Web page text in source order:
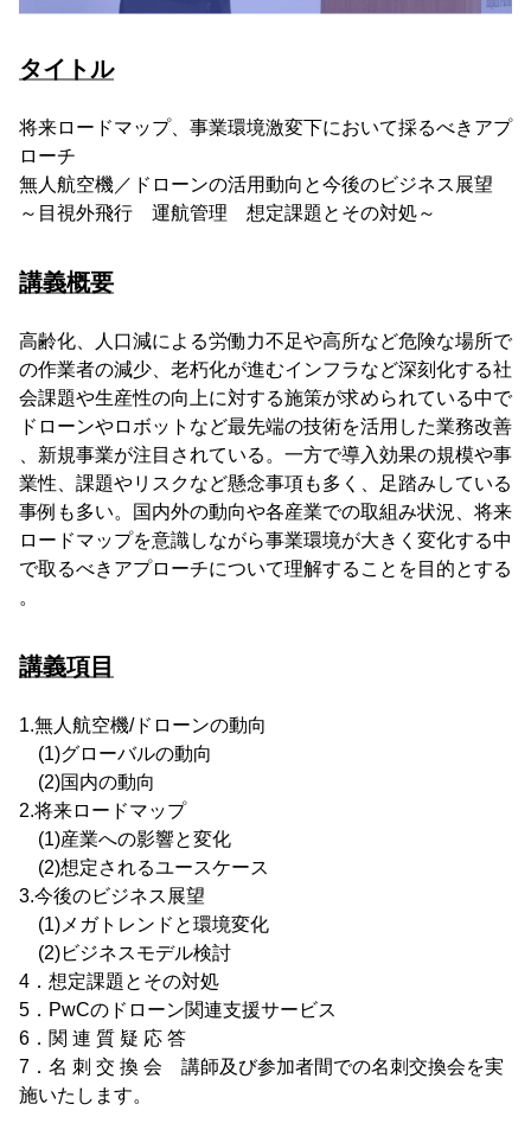
タイトル
将来ロードマップ、事業環境激変下において採るべきアプ
ローチ
無人航空機／ドローンの活用動向と今後のビジネス展望
～目視外飛行 運航管理 想定課題とその対処～
講義概要
高齢化、人口減による労働力不足や高所など危険な場所で
の作業者の減少、老朽化が進むインフラなど深刻化する社
会課題や生産性の向上に対する施策が求められている中で
ドローンやロボットなど最先端の技術を活用した業務改善
、新規事業が注目されている。一方で導入効果の規模や事
業性、課題やリスクなど懸念事項も多く、足踏みしている
事例も多い。国内外の動向や各産業での取組み状況、将来
ロードマップを意識しながら事業環境が大きく変化する中
で取るべきアプローチについて理解することを目的とする
。
講義項目
1.無人航空機/ドローンの動向
(1)グローバルの動向
(2)国内の動向
2.将来ロードマップ
(1)産業への影響と変化
(2)想定されるユースケース
3.今後のビジネス展望
(1)メガトレンドと環境変化
(2)ビジネスモデル検討
4．想定課題とその対処
5．PwCのドローン関連支援サービス
6．関 連 質 疑 応 答
7．名 刺 交 換 会 講師及び参加者間での名刺交換会を実
施いたします。